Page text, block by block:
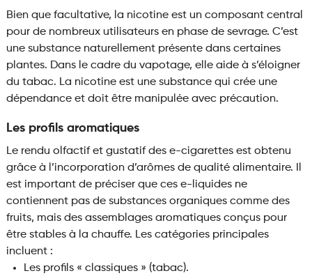
Bien que facultative, la nicotine est un composant central
pour de nombreux utilisateurs en phase de sevrage. C’est
une substance naturellement présente dans certaines
plantes. Dans le cadre du vapotage, elle aide à s’éloigner
du tabac. La nicotine est une substance qui crée une
dépendance et doit être manipulée avec précaution.
Les profils aromatiques
Le rendu olfactif et gustatif des e-cigarettes est obtenu
grâce à l’incorporation d’arômes de qualité alimentaire. Il
est important de préciser que ces e-liquides ne
contiennent pas de substances organiques comme des
fruits, mais des assemblages aromatiques conçus pour
être stables à la chauffe. Les catégories principales
incluent :
Les profils « classiques » (tabac).